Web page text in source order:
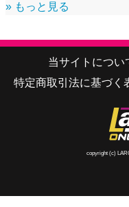
» もっと見る
当サイトについ
特定商取引法に基づく
copyright (c)